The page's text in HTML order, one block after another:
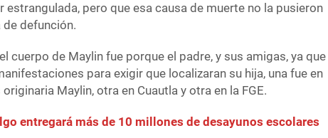
estrangulada, pero que esa causa de muerte no la pusieron
defunción.
cuerpo de Maylin fue porque el padre, y sus amigas, ya que
para exigir que localizaran su hija, una fue en
Maylin, otra en Cuautla y otra en la FGE.
entregará más de 10 millones de desayunos escolares